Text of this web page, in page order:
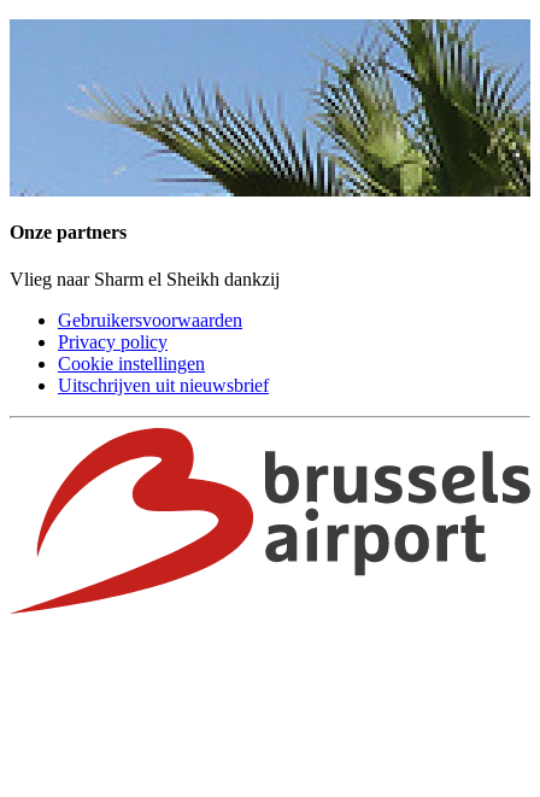
Onze partners
Vlieg naar Sharm el Sheikh dankzij
Gebruikersvoorwaarden
Privacy policy
Cookie instellingen
Uitschrijven uit nieuwsbrief